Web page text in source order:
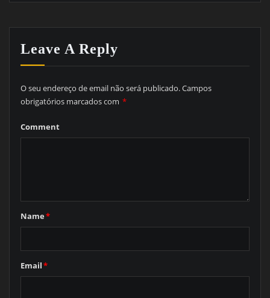
Leave A Reply
O seu endereço de email não será publicado.Campos
obrigatórios marcados com *
Comment
Name*
Email*